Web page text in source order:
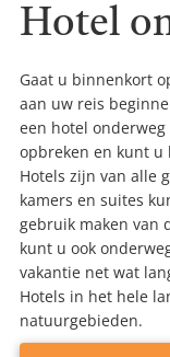
Hotel
Gaat u binnenkort
aan uw reis
een hotel
opbreken en kunt u
Hotels zijn van alle
kamers en suites
gebruik maken van
kunt u ook
vakantie net wat
Hotels in het hele
natuurgebieden.